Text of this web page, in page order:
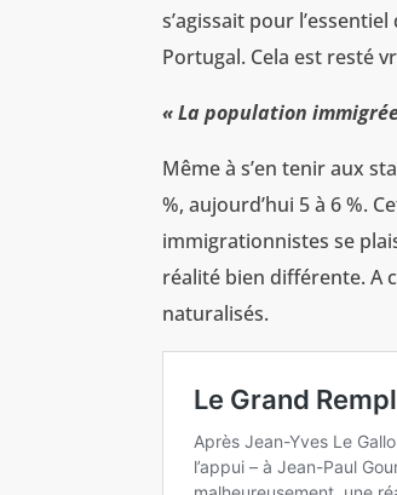
s’agissait pour
Portugal. Cela est resté
« La population
Même à s’en tenir aux
%, aujourd’hui 5 à 6 %.
immigrationnistes se
réalité bien différente. A
naturalisés.